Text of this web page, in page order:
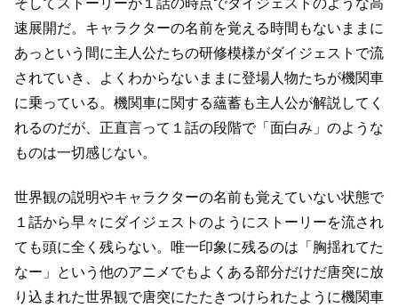
速展開だ。 キャラクターの名前を覚える時間もないままに
あっという間に主人公たちの研修模様がダイジェストで流
されていき、
よくわからないままに登場人物たちが機関車
に乗っている。 機関車に関する蘊蓄も主人公が解説してく
れるのだが、 正直言って１話の段階で「面白み」のような
ものは一切感じない。
世界観の説明やキャラクターの名前も覚えていない状態で
１話から早々にダイジェストのようにストーリーを流され
ても頭に全く残らない。 唯一印象に残るのは「胸揺れてた
なー」という他のアニメでもよくある部分だけだ唐突に放
り込まれた世界観で唐突にたたきつけられたように機関車